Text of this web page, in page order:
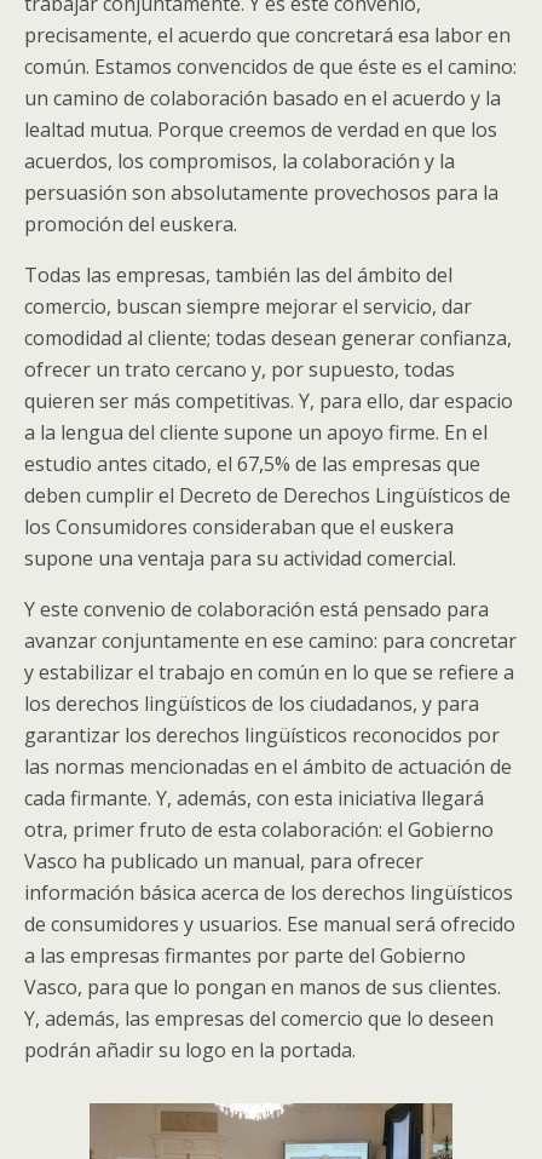
precisamente, el acuerdo que concretará esa labor en
común. Estamos convencidos de que éste es el camino:
un camino de colaboración basado en el acuerdo y la
lealtad mutua. Porque creemos de verdad en que los
acuerdos, los compromisos, la colaboración y la
persuasión son absolutamente provechosos para la
promoción del euskera.
Todas las empresas, también las del ámbito del
comercio, buscan siempre mejorar el servicio, dar
comodidad al cliente; todas desean generar confianza,
ofrecer un trato cercano y, por supuesto, todas
quieren ser más competitivas. Y, para ello, dar espacio
a la lengua del cliente supone un apoyo firme. En el
estudio antes citado, el 67,5% de las empresas que
deben cumplir el Decreto de Derechos Lingüísticos de
los Consumidores consideraban que el euskera
supone una ventaja para su actividad comercial.
Y este convenio de colaboración está pensado para
avanzar conjuntamente en ese camino: para concretar
y estabilizar el trabajo en común en lo que se refiere a
los derechos lingüísticos de los ciudadanos, y para
garantizar los derechos lingüísticos reconocidos por
las normas mencionadas en el ámbito de actuación de
cada firmante. Y, además, con esta iniciativa llegará
otra, primer fruto de esta colaboración: el Gobierno
Vasco ha publicado un manual, para ofrecer
información básica acerca de los derechos lingüísticos
de consumidores y usuarios. Ese manual será ofrecido
a las empresas firmantes por parte del Gobierno
Vasco, para que lo pongan en manos de sus clientes.
Y, además, las empresas del comercio que lo deseen
podrán añadir su logo en la portada.